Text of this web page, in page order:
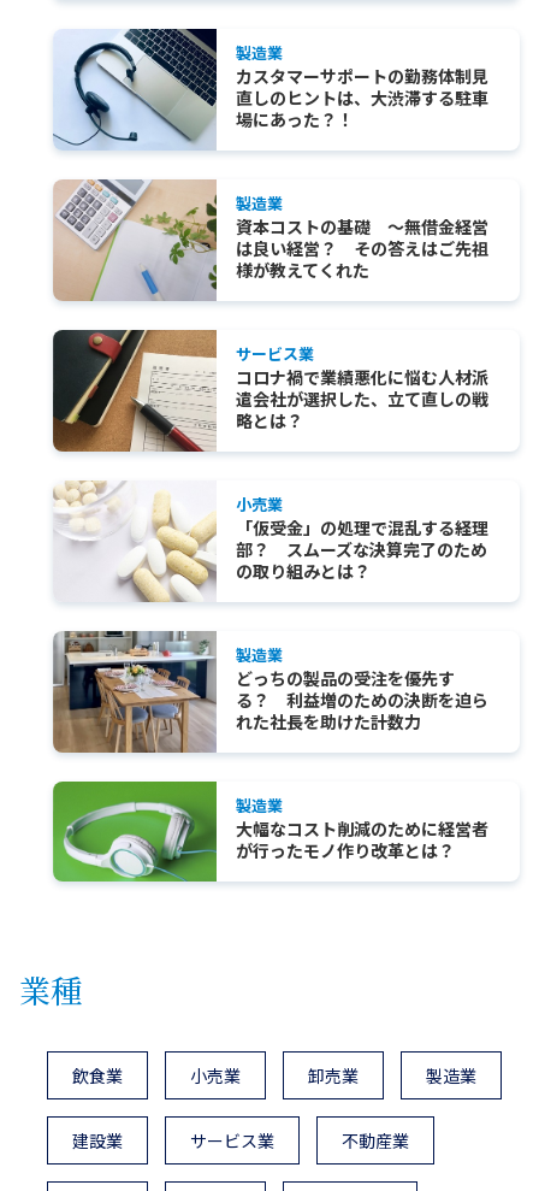
製造業
カスタマーサポートの勤務体制見
直しのヒントは、大渋滞する駐車
場にあった？！
製造業
資本コストの基礎 ～無借金経営
は良い経営？ その答えはご先祖
様が教えてくれた
サービス業
コロナ禍で業績悪化に悩む人材派
遣会社が選択した、立て直しの戦
略とは？
小売業
「仮受金」の処理で混乱する経理
部？ スムーズな決算完了のため
の取り組みとは？
製造業
どっちの製品の受注を優先す
る？ 利益増のための決断を迫ら
れた社長を助けた計数力
製造業
大幅なコスト削減のために経営者
が行ったモノ作り改革とは？
業種
飲食業 小売業 卸売業 製造業
建設業 サービス業 不動産業